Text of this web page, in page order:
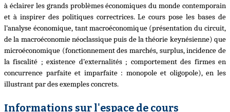
à éclairer les grands problèmes économiques du monde contemporain
et à inspirer des politiques correctrices. Le cours pose les bases de
l’analyse économique, tant macroéconomique (présentation du circuit,
de la macroéconomie néoclassique puis de la théorie keynésienne) que
microéconomique (fonctionnement des marchés, surplus, incidence de
la fiscalité ; existence d’externalités ; comportement des firmes en
concurrence parfaite et imparfaite : monopole et oligopole), en les
illustrant par des exemples concrets.
Informations sur l'espace de cours